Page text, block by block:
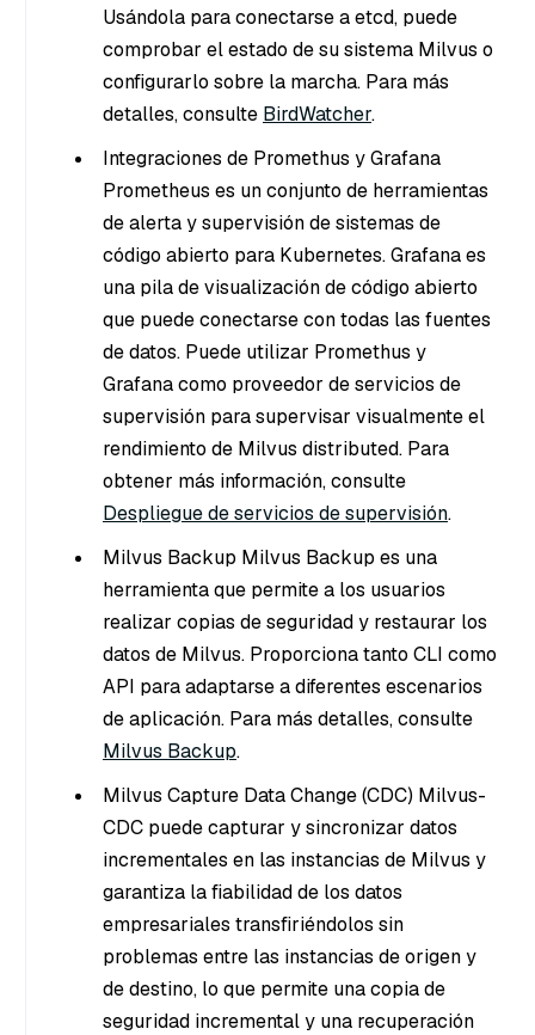
Usándola para conectarse a etcd, puede
comprobar el estado de su sistema Milvus o
configurarlo sobre la marcha. Para más
detalles, consulte BirdWatcher.
Integraciones de Promethus y Grafana
Prometheus es un conjunto de herramientas
de alerta y supervisión de sistemas de
código abierto para Kubernetes. Grafana es
una pila de visualización de código abierto
que puede conectarse con todas las fuentes
de datos. Puede utilizar Promethus y
Grafana como proveedor de servicios de
supervisión para supervisar visualmente el
rendimiento de Milvus distributed. Para
obtener más información, consulte
Despliegue de servicios de supervisión.
Milvus Backup Milvus Backup es una
herramienta que permite a los usuarios
realizar copias de seguridad y restaurar los
datos de Milvus. Proporciona tanto CLI como
API para adaptarse a diferentes escenarios
de aplicación. Para más detalles, consulte
Milvus Backup.
Milvus Capture Data Change (CDC) Milvus-
CDC puede capturar y sincronizar datos
incrementales en las instancias de Milvus y
garantiza la fiabilidad de los datos
empresariales transfiriéndolos sin
problemas entre las instancias de origen y
de destino, lo que permite una copia de
seguridad incremental y una recuperación